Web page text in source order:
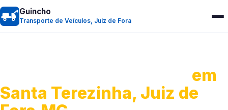
Guincho
Transporte de Veículos, Juiz de Fora
em
Santa Terezinha, Juiz de